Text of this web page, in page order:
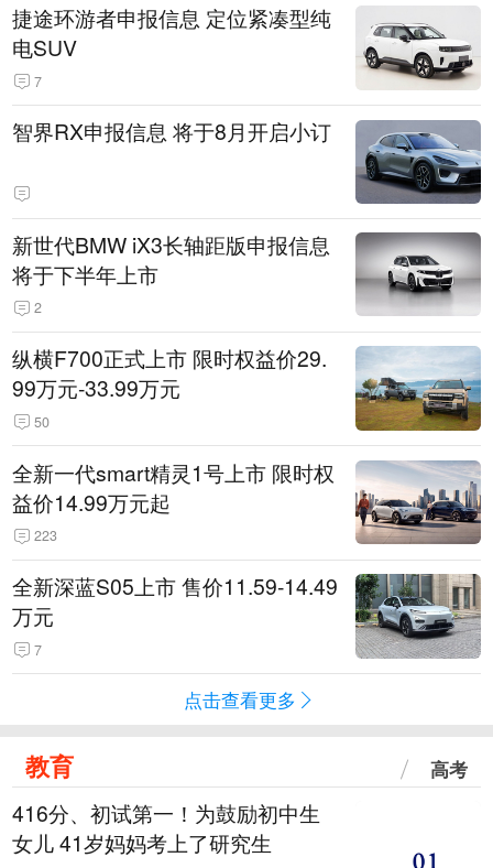
捷途环游者申报信息 定位紧凑型纯
电SUV
7
智界RX申报信息 将于8月开启小订
新世代BMW iX3长轴距版申报信息
将于下半年上市
2
纵横F700正式上市 限时权益价29.
99万元-33.99万元
50
全新一代smart精灵1号上市 限时权
益价14.99万元起
223
全新深蓝S05上市 售价11.59-14.49
万元
7
点击查看更多
教育 高考
416分、初试第一！为鼓励初中生
女儿 41岁妈妈考上了研究生